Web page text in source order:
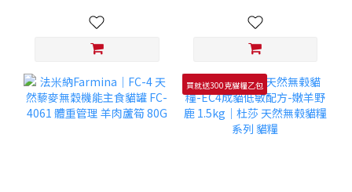
買就送300克貓糧乙包